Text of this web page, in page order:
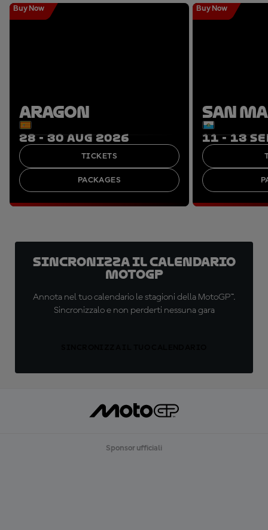
Buy Now
ARAGON
28 - 30 AUG 2026
TICKETS
PACKAGES
Buy Now
SAN
11 - 13
Sincronizza il calendario
MotoGP
Annota nel tuo calendario le stagioni della MotoGP™.
Sincronizzalo e non perderti nessuna gara
Sponsor ufficiali